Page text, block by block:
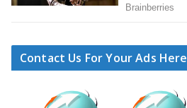
Contact Us For Your Ads Here